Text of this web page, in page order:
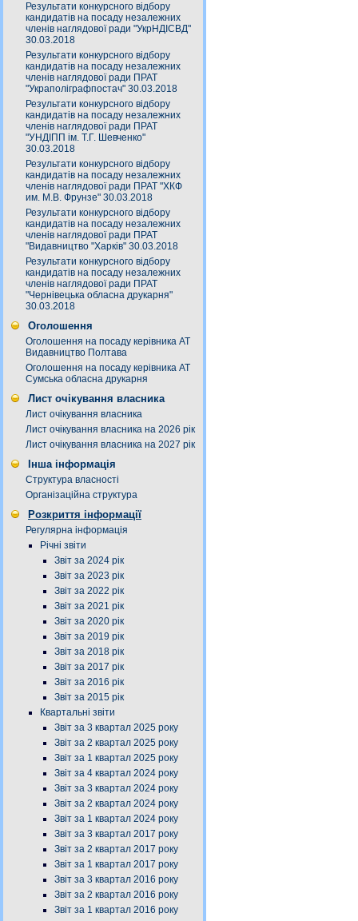
Результати конкурсного відбору
кандидатів на посаду незалежних
членів наглядової ради "УкрНДІСВД"
30.03.2018
Результати конкурсного відбору
кандидатів на посаду незалежних
членів наглядової ради ПРАТ
"Украполіграфпостач" 30.03.2018
Результати конкурсного відбору
кандидатів на посаду незалежних
членів наглядової ради ПРАТ
"УНДІПП ім. Т.Г. Шевченко"
30.03.2018
Результати конкурсного відбору
кандидатів на посаду незалежних
членів наглядової ради ПРАТ "ХКФ
им. М.В. Фрунзе" 30.03.2018
Результати конкурсного відбору
кандидатів на посаду незалежних
членів наглядової ради ПРАТ
"Видавництво "Харків" 30.03.2018
Результати конкурсного відбору
кандидатів на посаду незалежних
членів наглядової ради ПРАТ
"Чернівецька обласна друкарня"
30.03.2018
Оголошення
Оголошення на посаду керівника АТ
Видавництво Полтава
Оголошення на посаду керівника АТ
Сумська обласна друкарня
Лист очікування власника
Лист очікування власника
Лист очікування власника на 2026 рік
Лист очікування власника на 2027 рік
Інша інформація
Структура власності
Організаційна структура
Розкриття інформації
Регулярна інформація
Річні звіти
Звіт за 2024 рік
Звіт за 2023 рік
Звіт за 2022 рік
Звіт за 2021 рік
Звіт за 2020 рік
Звіт за 2019 рік
Звіт за 2018 рік
Звіт за 2017 рік
Звіт за 2016 рік
Звіт за 2015 рік
Квартальні звіти
Звіт за 3 квартал 2025 року
Звіт за 2 квартал 2025 року
Звіт за 1 квартал 2025 року
Звіт за 4 квартал 2024 року
Звіт за 3 квартал 2024 року
Звіт за 2 квартал 2024 року
Звіт за 1 квартал 2024 року
Звіт за 3 квартал 2017 року
Звіт за 2 квартал 2017 року
Звіт за 1 квартал 2017 року
Звіт за 3 квартал 2016 року
Звіт за 2 квартал 2016 року
Звіт за 1 квартал 2016 року